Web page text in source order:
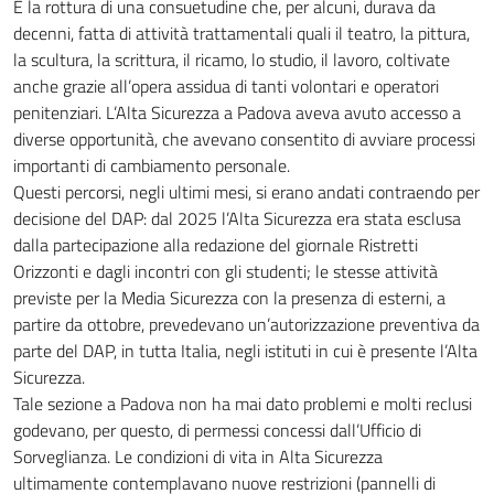
È la rottura di una consuetudine che, per alcuni, durava da
decenni, fatta di attività trattamentali quali il teatro, la pittura,
la scultura, la scrittura, il ricamo, lo studio, il lavoro, coltivate
anche grazie all’opera assidua di tanti volontari e operatori
penitenziari. L’Alta Sicurezza a Padova aveva avuto accesso a
diverse opportunità, che avevano consentito di avviare processi
importanti di cambiamento personale.
Questi percorsi, negli ultimi mesi, si erano andati contraendo per
decisione del DAP: dal 2025 l’Alta Sicurezza era stata esclusa
dalla partecipazione alla redazione del giornale Ristretti
Orizzonti e dagli incontri con gli studenti; le stesse attività
previste per la Media Sicurezza con la presenza di esterni, a
partire da ottobre, prevedevano un’autorizzazione preventiva da
parte del DAP, in tutta Italia, negli istituti in cui è presente l’Alta
Sicurezza.
Tale sezione a Padova non ha mai dato problemi e molti reclusi
godevano, per questo, di permessi concessi dall’Ufficio di
Sorveglianza. Le condizioni di vita in Alta Sicurezza
ultimamente contemplavano nuove restrizioni (pannelli di